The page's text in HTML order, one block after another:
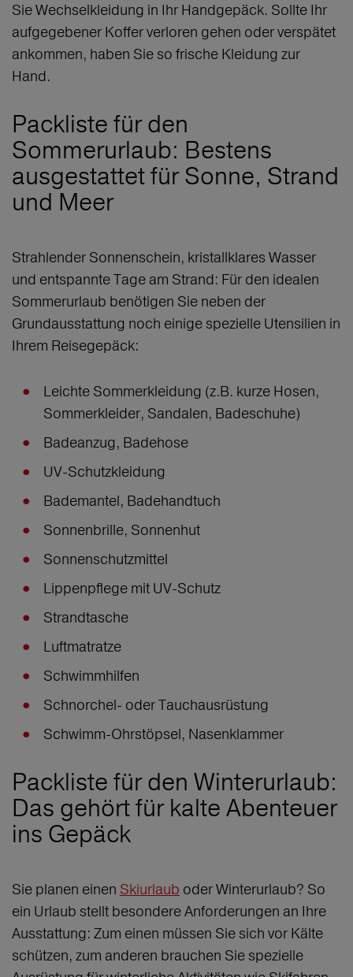
Sie Wechselkleidung in Ihr Handgepäck. Sollte Ihr
aufgegebener Koffer verloren gehen oder verspätet
ankommen, haben Sie so frische Kleidung zur
Hand.
Packliste für den
Sommerurlaub: Bestens
ausgestattet für Sonne, Strand
und Meer
Strahlender Sonnenschein, kristallklares Wasser
und entspannte Tage am Strand: Für den idealen
Sommerurlaub benötigen Sie neben der
Grundausstattung noch einige spezielle Utensilien in
Ihrem Reisegepäck:
Leichte Sommerkleidung (z.B. kurze Hosen,
Sommerkleider, Sandalen, Badeschuhe)
Badeanzug, Badehose
UV-Schutzkleidung
Bademantel, Badehandtuch
Sonnenbrille, Sonnenhut
Sonnenschutzmittel
Lippenpflege mit UV-Schutz
Strandtasche
Luftmatratze
Schwimmhilfen
Schnorchel- oder Tauchausrüstung
Schwimm-Ohrstöpsel, Nasenklammer
Packliste für den Winterurlaub:
Das gehört für kalte Abenteuer
ins Gepäck
Sie planen einen Skiurlaub oder Winterurlaub? So
ein Urlaub stellt besondere Anforderungen an Ihre
Ausstattung: Zum einen müssen Sie sich vor Kälte
schützen, zum anderen brauchen Sie spezielle